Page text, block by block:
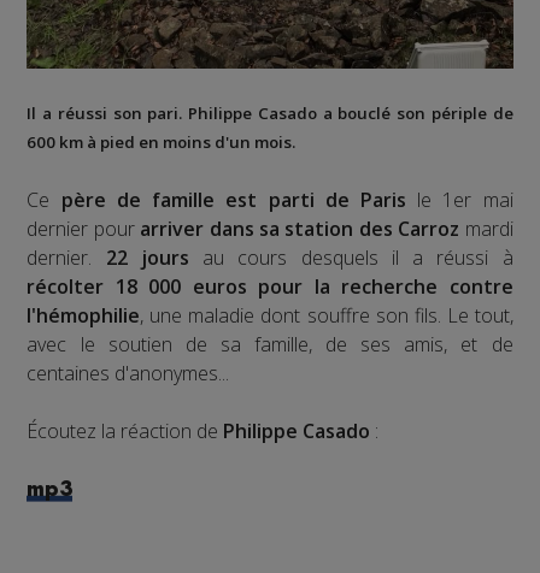
Il a réussi son pari. Philippe Casado a bouclé son périple de
600 km à pied en moins d'un mois.
Ce père de famille est parti de Paris le 1er mai
dernier pour arriver dans sa station des Carroz mardi
dernier. 22 jours au cours desquels il a réussi à
récolter 18 000 euros pour la recherche contre
l'hémophilie, une maladie dont souffre son fils. Le tout,
avec le soutien de sa famille, de ses amis, et de
centaines d'anonymes...
Écoutez la réaction de Philippe Casado :
mp3